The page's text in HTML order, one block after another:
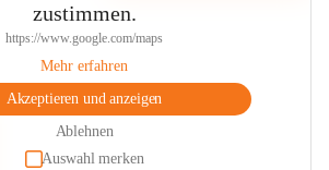
zustimmen.
https://www.google.com/maps
Mehr erfahren
Akzeptieren und anzeigen
Ablehnen
Auswahl merken